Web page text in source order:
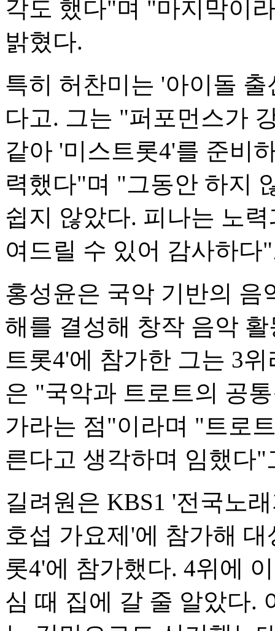
각도 했다"며 "마지막이
밝혔다.
특히 허찬미는 '아이돌
다고. 그는 "퍼포먼스가
같아 '미스트롯4'를 준비
력했다"며 "그동안 하지
쉽지 않았다. 피나는 노
여드릴 수 있어 감사하다
홍성윤은 국악 기반의 음
해를 결성해 창작 음악
트롯4'에 참가한 그는 3
은 "국악과 트로트의 공
가라는 점"이라며 "트로
른다고 생각하며 임했다"
길려원은 KBS1 '전국노
호섭 가요제'에 참가해
롯4'에 참가했다. 4위에
심 때 집에 갈 줄 알았다.